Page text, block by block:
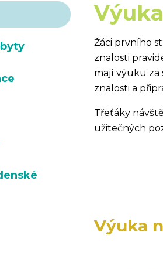
Žáci prvního
znalosti
mají výuku za
znalosti a
Třeťáky
užitečných
Výuka